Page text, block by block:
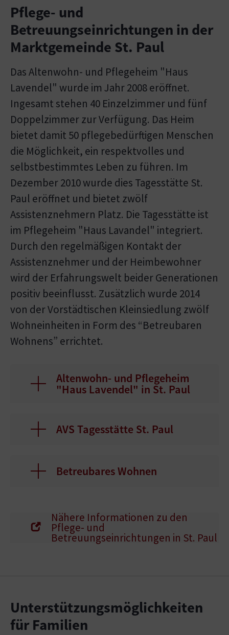
Pflege- und
Betreuungseinrichtungen in der
Marktgemeinde St. Paul
Das Altenwohn- und Pflegeheim "Haus
Lavendel" wurde im Jahr 2008 eröffnet.
Ingesamt stehen 40 Einzelzimmer und fünf
Doppelzimmer zur Verfügung. Das Heim
bietet damit 50 pflegebedürftigen Menschen
die Möglichkeit, ein respektvolles und
selbstbestimmtes Leben zu führen. Im
Dezember 2010 wurde dies Tagesstätte St.
Paul eröffnet und bietet zwölf
Assistenznehmern Platz. Die Tagesstätte ist
im Pflegeheim "Haus Lavandel" integriert.
Durch den regelmäßigen Kontakt der
Assistenznehmer und der Heimbewohner
wird der Erfahrungswelt beider Generationen
positiv beeinflusst. Zusätzlich wurde 2014
von der Vorstädtischen Kleinsiedlung zwölf
Wohneinheiten in Form des “Betreubaren
Wohnens” errichtet.
Altenwohn- und Pflegeheim
"Haus Lavendel" in St. Paul
AVS Tagesstätte St. Paul
Betreubares Wohnen
Nähere Informationen zu den
Pflege- und
Betreuungseinrichtungen in St. Paul
Unterstützungsmöglichkeiten
für Familien